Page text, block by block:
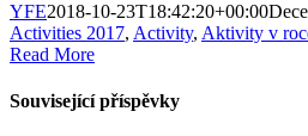
YFE2018-10-23T18:42:20+00:00
Activities 2017, Activity, Aktivity v
Read More
Související příspěvky